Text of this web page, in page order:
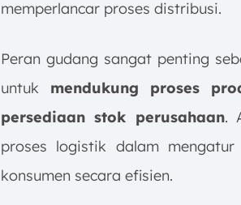
memperlancar proses distribusi.
Peran gudang sangat penting
untuk mendukung proses
persediaan stok perusahaan.
proses logistik dalam
konsumen secara efisien.